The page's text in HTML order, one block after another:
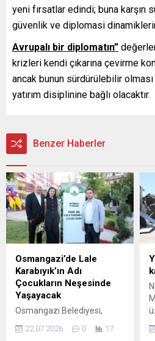
yeni fırsatlar edindi; buna karşın
güvenlik ve diplomasi
Avrupalı bir diplomatın”
krizleri kendi çıkarına çevirme
ancak bunun sürdürülebilir
yatırım disiplinine bağlı olacaktır.
Benzer Haberler
Osmangazi’de Lale
Karabıyık’ın Adı
Çocukların Neşesinde
Yaşayacak
Osmangazi Belediyesi,
geçtiğimiz yıl hayatını
kaybeden akademisyen ve
22.07.2026 0 17